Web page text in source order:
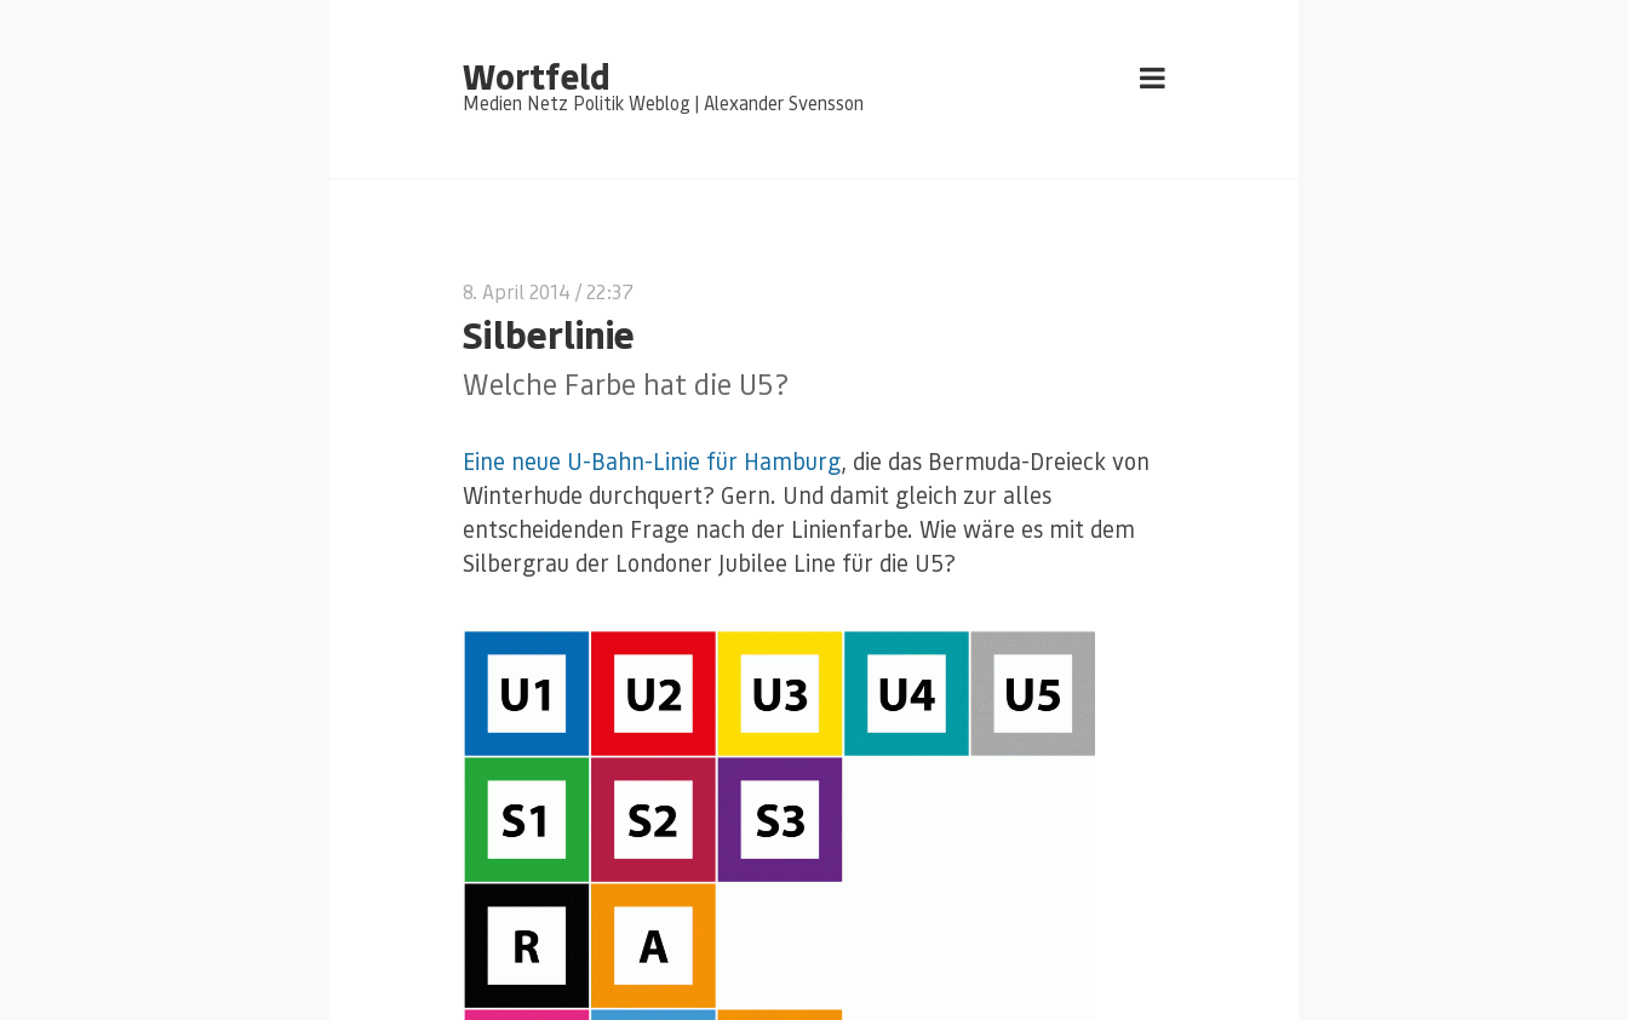
Wortfeld
Medien Netz Politik Weblog | Alexander Svensson
8. April 2014 / 22:37
Silberlinie
Welche Farbe hat die U5?
Eine neue U-Bahn-Linie für Hamburg, die das Bermuda-Dreieck von
Winterhude durchquert? Gern. Und damit gleich zur alles
entscheidenden Frage nach der Linienfarbe. Wie wäre es mit dem
Silbergrau der Londoner Jubilee Line für die U5?